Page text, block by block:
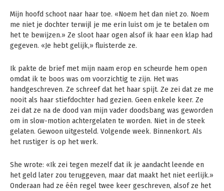
Mijn hoofd schoot naar haar toe. «Noem het dan niet zo. Noem
me niet je dochter terwijl je me erin luist om je te betalen om
het te bewijzen.» Ze sloot haar ogen alsof ik haar een klap had
gegeven. «Je hebt gelijk,» fluisterde ze.
Ik pakte de brief met mijn naam erop en scheurde hem open
omdat ik te boos was om voorzichtig te zijn. Het was
handgeschreven. Ze schreef dat het haar spijt. Ze zei dat ze me
nooit als haar stiefdochter had gezien. Geen enkele keer. Ze
zei dat ze na de dood van mijn vader doodsbang was geworden
om in slow-motion achtergelaten te worden. Niet in de steek
gelaten. Gewoon uitgesteld. Volgende week. Binnenkort. Als
het rustiger is op het werk.
She wrote: «Ik zei tegen mezelf dat ik je aandacht leende en
het geld later zou teruggeven, maar dat maakt het niet eerlijk.»
Onderaan had ze één regel twee keer geschreven, alsof ze het